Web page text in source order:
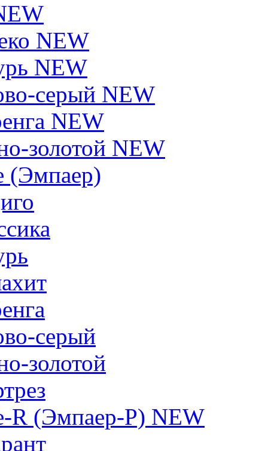
NEW
NEW
серый NEW
NEW
золотой NEW
(Эмпаер)
серый
золотой
R (Эмпаер-P) NEW